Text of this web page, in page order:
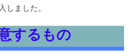
ました。
するもの